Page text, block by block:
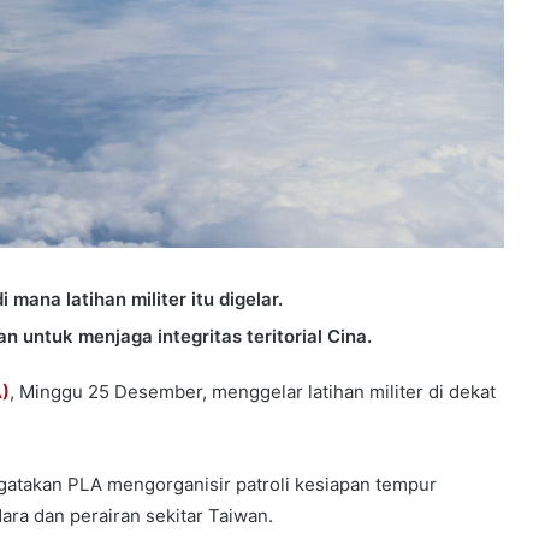
mana latihan militer itu digelar.
untuk menjaga integritas teritorial Cina.
, Minggu 25 Desember, menggelar latihan militer di dekat
PLA mengorganisir patroli kesiapan tempur
dan perairan sekitar Taiwan.